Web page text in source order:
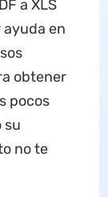
a XLS
en
obtener
pocos
su
no te